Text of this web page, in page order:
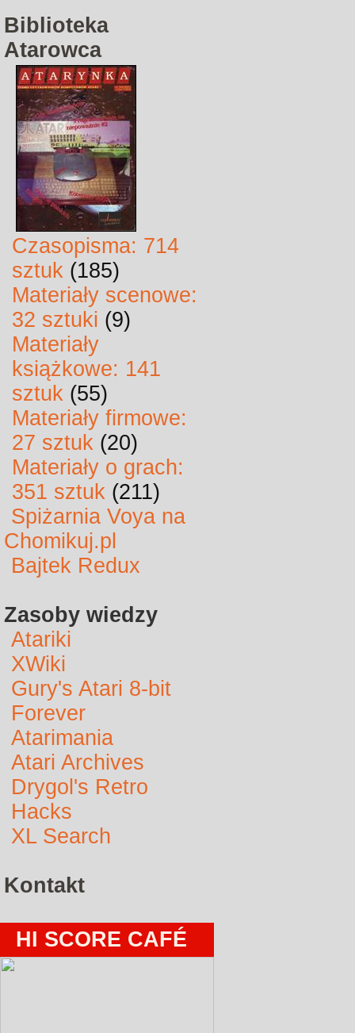
Biblioteka
Atarowca
Czasopisma: 714
sztuk (185)
Materiały scenowe:
32 sztuki (9)
Materiały
książkowe: 141
sztuk (55)
Materiały firmowe:
27 sztuk (20)
Materiały o grach:
351 sztuk (211)
Spiżarnia Voya na
Chomikuj.pl
Bajtek Redux
Zasoby wiedzy
Atariki
XWiki
Gury's Atari 8-bit
Forever
Atarimania
Atari Archives
Drygol's Retro
Hacks
XL Search
Kontakt
HI SCORE CAFÉ